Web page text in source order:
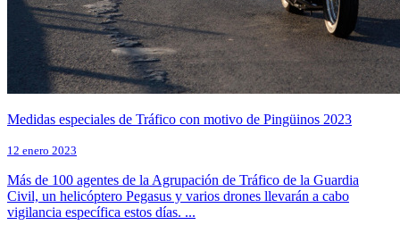
Medidas especiales de Tráfico con motivo de Pingüinos 2023
12 enero 2023
Más de 100 agentes de la Agrupación de Tráfico de la Guardia
Civil, un helicóptero Pegasus y varios drones llevarán a cabo
vigilancia específica estos días. ...